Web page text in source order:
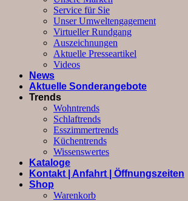
Service für Sie
Unser Umweltengagement
Virtueller Rundgang
Auszeichnungen
Aktuelle Presseartikel
Videos
News
Aktuelle Sonderangebote
Trends
Wohntrends
Schlaftrends
Esszimmertrends
Küchentrends
Wissenswertes
Kataloge
Kontakt | Anfahrt | Öffnungszeiten
Shop
Warenkorb